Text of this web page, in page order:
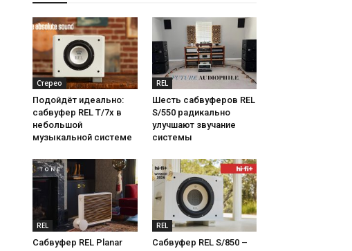
Стерео
Подойдёт идеально:
сабвуфер REL T/7x в
небольшой
музыкальной системе
REL
Шесть сабвуферов REL
S/550 радикально
улучшают звучание
системы
REL
Сабвуфер REL Planar
REL
Сабвуфер REL S/850 –